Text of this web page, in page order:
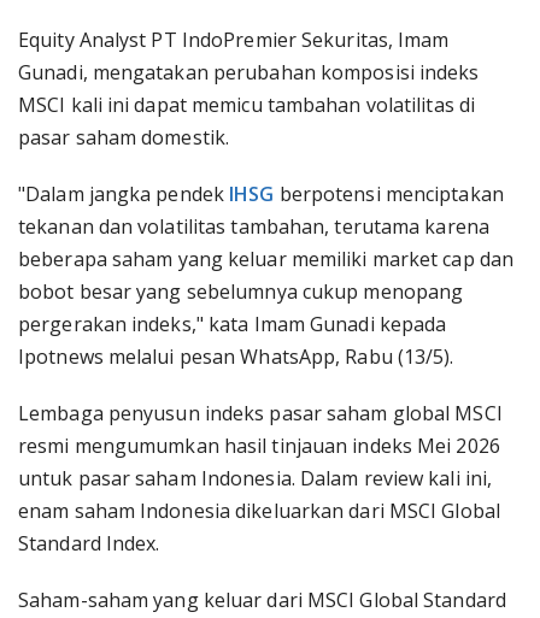
Equity Analyst PT IndoPremier Sekuritas, Imam
Gunadi, mengatakan perubahan komposisi indeks
MSCI kali ini dapat memicu tambahan volatilitas di
pasar saham domestik.
"Dalam jangka pendek IHSG berpotensi menciptakan
tekanan dan volatilitas tambahan, terutama karena
beberapa saham yang keluar memiliki market cap dan
bobot besar yang sebelumnya cukup menopang
pergerakan indeks," kata Imam Gunadi kepada
Ipotnews melalui pesan WhatsApp, Rabu (13/5).
Lembaga penyusun indeks pasar saham global MSCI
resmi mengumumkan hasil tinjauan indeks Mei 2026
untuk pasar saham Indonesia. Dalam review kali ini,
enam saham Indonesia dikeluarkan dari MSCI Global
Standard Index.
Saham-saham yang keluar dari MSCI Global Standard